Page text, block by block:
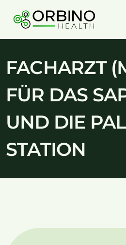
content
FACHARZT
FÜR DAS
UND DIE
STATION